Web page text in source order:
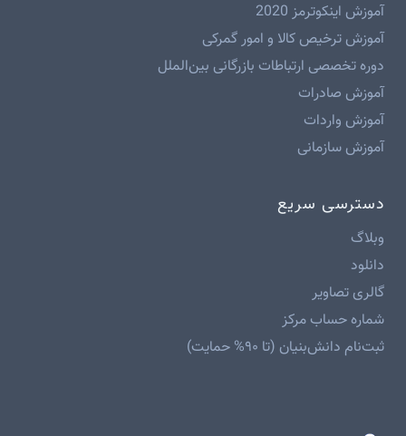
آموزش اینکوترمز 2020
آموزش ترخیص کالا و امور گمرکی
دوره تخصصی ارتباطات بازرگانی بین‌الملل
آموزش صادرات
آموزش واردات
آموزش سازمانی
دسترسی سریع
وبلاگ
دانلود
گالری تصاویر
شماره حساب مرکز
ثبت‌نام دانش‌بنیان (تا ۹۰% حمایت)